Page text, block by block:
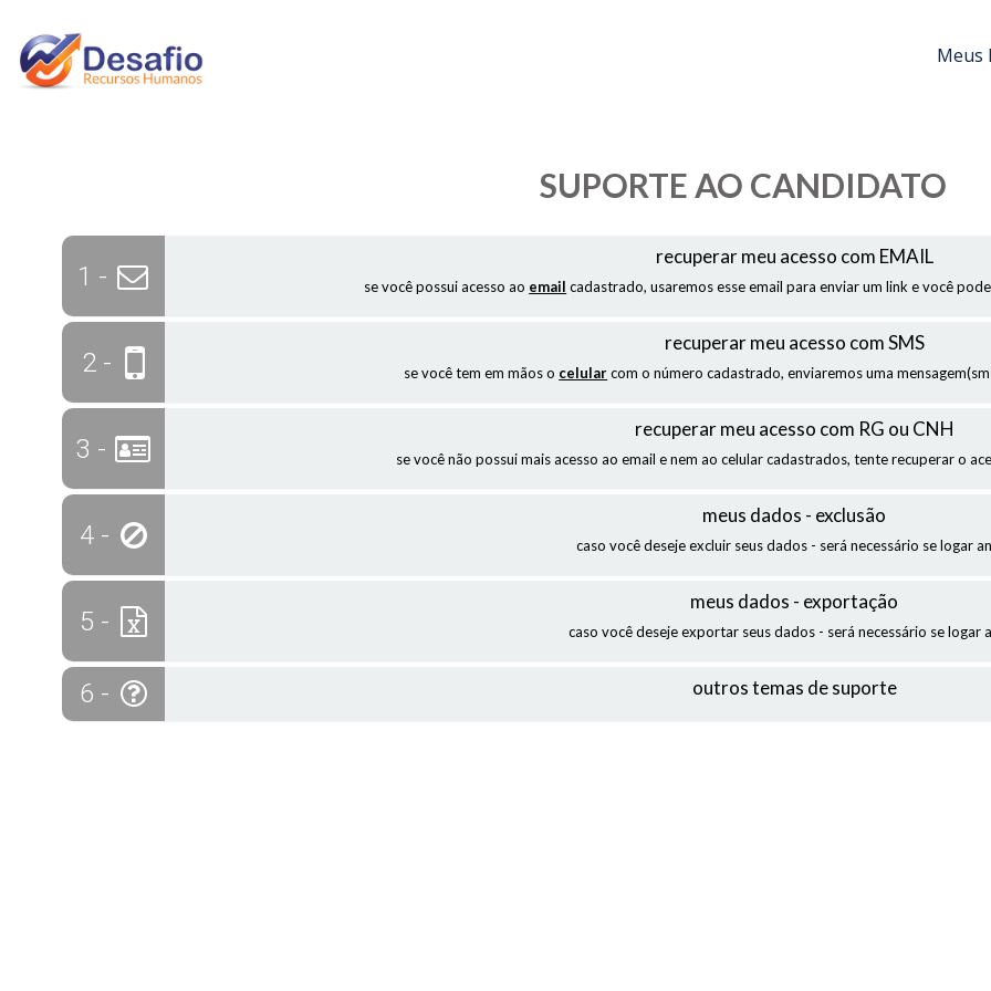
Meus
SUPORTE AO CANDIDATO
1 -
recuperar meu acesso com EMAIL
se você possui acesso ao email cadastrado, usaremos esse email para enviar um link e você
2 -
recuperar meu acesso com SMS
se você tem em mãos o celularcom o número cadastrado, enviaremos uma
3 -
recuperar meu acesso com RG ou CNH
se você não possui mais acesso ao email e nem ao celular cadastrados, tente recuperar o
4 -
meus dados - exclusão
caso você deseje excluir seus dados - será necessário se logar
5 -
meus dados - exportação
caso você deseje exportar seus dados - será necessário se logar
6 - outros temas de suporte